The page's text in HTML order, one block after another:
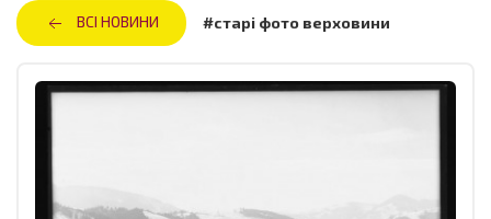
ВСІ НОВИНИ #старі фото верховини